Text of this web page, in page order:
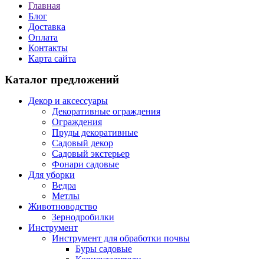
Главная
Блог
Доставка
Оплата
Контакты
Карта сайта
Каталог предложений
Декор и аксессуары
Декоративные ограждения
Ограждения
Пруды декоративные
Садовый декор
Садовый экстерьер
Фонари садовые
Для уборки
Ведра
Метлы
Животноводство
Зернодробилки
Инструмент
Инструмент для обработки почвы
Буры садовые